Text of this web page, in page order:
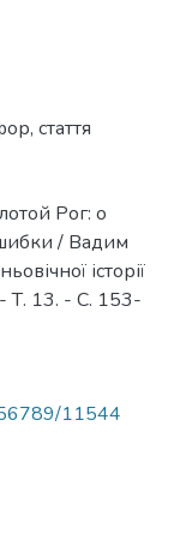
, стаття
Рог: о
/ Вадим
історії
- Т. 13. - С. 153-
11544